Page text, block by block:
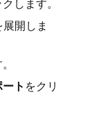
開しま
ト をクリ